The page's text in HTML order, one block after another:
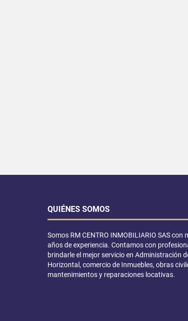
QUIÉNES SOMOS
Somos RM CENTRO INMOBILIARIO SAS con
años de experiencia. Contamos con
brindarle el mejor servicio en Administración
Horizontal, comercio de Inmuebles, obras
mantenimientos y reparaciones locativas.